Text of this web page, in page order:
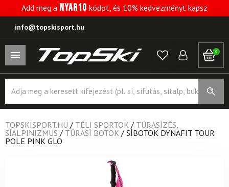
Add meg a NYAR10 kódot, és 10% kedvezményt kapsz
info@topskisport.hu
0
search
TOPSKISPORT.HU / TÉLI SPORTOK / TÚRASÍZÉS,
SÍALPINIZMUS / TÚRASÍ BOTOK / SÍBOTOK DYNAFIT TOUR
POLE PINK GLO